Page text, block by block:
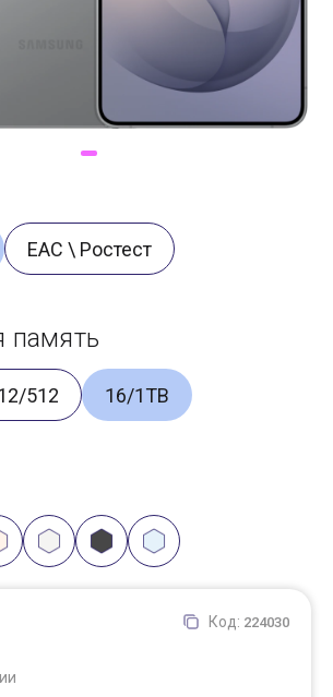
ЕАС \ Ростест
память
512 16/1TB
Код: 224030